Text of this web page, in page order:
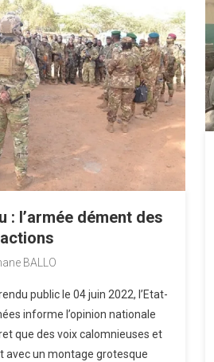
: l’armée dément des
BALLO
public le 04 juin 2022, l’Etat-
informe l’opinion nationale
que des voix calomnieuses et
avec un montage grotesque